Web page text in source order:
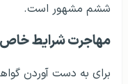
ششم مشهور است.
مهاجرت شرایط خاص
برای به دست آوردن